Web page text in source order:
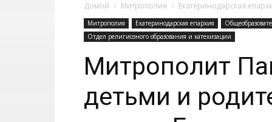
Домой Митрополия Екатеринодарская
Митрополия Екатеринодарская епархия
Отдел религиозного образования и катехизации
Митрополит
детьми и